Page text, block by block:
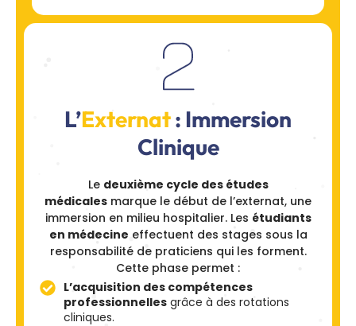
L’Externat: Immersion
Clinique
Le deuxième cycle des études
médicales marque le début de l’externat, une
immersion en milieu hospitalier. Les étudiants
en médecine effectuent des stages sous la
responsabilité de praticiens qui les forment.
Cette phase permet :
L’acquisition des compétences
professionnelles grâce à des rotations
cliniques.